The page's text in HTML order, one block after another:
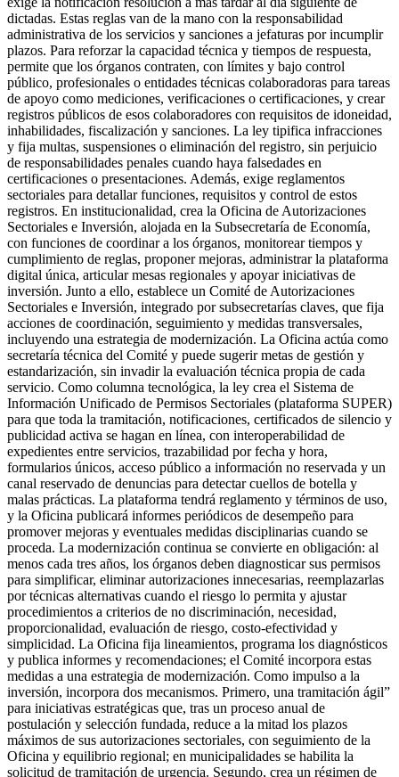
dictadas. Estas reglas van de la mano con la responsabilidad
administrativa de los servicios y sanciones a jefaturas por incumplir
plazos. Para reforzar la capacidad técnica y tiempos de respuesta,
permite que los órganos contraten, con límites y bajo control
público, profesionales o entidades técnicas colaboradoras para tareas
de apoyo como mediciones, verificaciones o certificaciones, y crear
registros públicos de esos colaboradores con requisitos de idoneidad,
inhabilidades, fiscalización y sanciones. La ley tipifica infracciones
y fija multas, suspensiones o eliminación del registro, sin perjuicio
de responsabilidades penales cuando haya falsedades en
certificaciones o presentaciones. Además, exige reglamentos
sectoriales para detallar funciones, requisitos y control de estos
registros. En institucionalidad, crea la Oficina de Autorizaciones
Sectoriales e Inversión, alojada en la Subsecretaría de Economía,
con funciones de coordinar a los órganos, monitorear tiempos y
cumplimiento de reglas, proponer mejoras, administrar la plataforma
digital única, articular mesas regionales y apoyar iniciativas de
inversión. Junto a ello, establece un Comité de Autorizaciones
Sectoriales e Inversión, integrado por subsecretarías claves, que fija
acciones de coordinación, seguimiento y medidas transversales,
incluyendo una estrategia de modernización. La Oficina actúa como
secretaría técnica del Comité y puede sugerir metas de gestión y
estandarización, sin invadir la evaluación técnica propia de cada
servicio. Como columna tecnológica, la ley crea el Sistema de
Información Unificado de Permisos Sectoriales (plataforma SUPER)
para que toda la tramitación, notificaciones, certificados de silencio y
publicidad activa se hagan en línea, con interoperabilidad de
expedientes entre servicios, trazabilidad por fecha y hora,
formularios únicos, acceso público a información no reservada y un
canal reservado de denuncias para detectar cuellos de botella y
malas prácticas. La plataforma tendrá reglamento y términos de uso,
y la Oficina publicará informes periódicos de desempeño para
promover mejoras y eventuales medidas disciplinarias cuando se
proceda. La modernización continua se convierte en obligación: al
menos cada tres años, los órganos deben diagnosticar sus permisos
para simplificar, eliminar autorizaciones innecesarias, reemplazarlas
por técnicas alternativas cuando el riesgo lo permita y ajustar
procedimientos a criterios de no discriminación, necesidad,
proporcionalidad, evaluación de riesgo, costo-efectividad y
simplicidad. La Oficina fija lineamientos, programa los diagnósticos
y publica informes y recomendaciones; el Comité incorpora estas
medidas a una estrategia de modernización. Como impulso a la
inversión, incorpora dos mecanismos. Primero, una tramitación ágil”
para iniciativas estratégicas que, tras un proceso anual de
postulación y selección fundada, reduce a la mitad los plazos
máximos de sus autorizaciones sectoriales, con seguimiento de la
Oficina y equilibrio regional; en municipalidades se habilita la
solicitud de tramitación de urgencia. Segundo, crea un régimen de